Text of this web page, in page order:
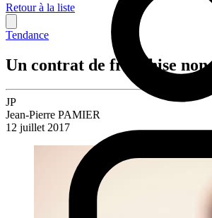
Retour à la liste
Tendance
Un contrat de franchise
JP
Jean-Pierre PAMIER
12 juillet 2017